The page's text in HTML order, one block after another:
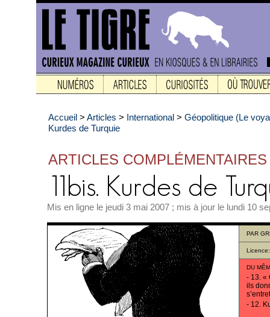
Accueil > Articles > International > Géopolitique (Le
Kurdes de Turquie
ARTICLES COMPLÉMENTAIRES
Mis en ligne le jeudi 3 mai 2007 ; mis à jour le lundi 10
PAR
DU
- 13. «
ils
- 12.